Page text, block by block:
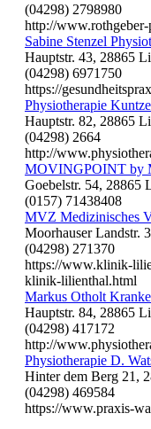
(04298) 2798980
http://www.rothgeber-
Sabine Stenzel
Hauptstr. 43, 28865
(04298) 6971750
https://
Physiotherapie Kuntze
Hauptstr. 82, 28865
(04298) 2664
http://
MOVINGPOINT by
Goebelstr. 54, 28865
(0157) 71438408
MVZ Medizinisches
Moorhauser Landstr.
(04298) 271370
https://www.klinik-
klinik-lilienthal.html
Markus Otholt
Hauptstr. 84, 28865
(04298) 417172
http://
Physiotherapie D.
Hinter dem Berg 21,
(04298) 469584
https://www.praxis-